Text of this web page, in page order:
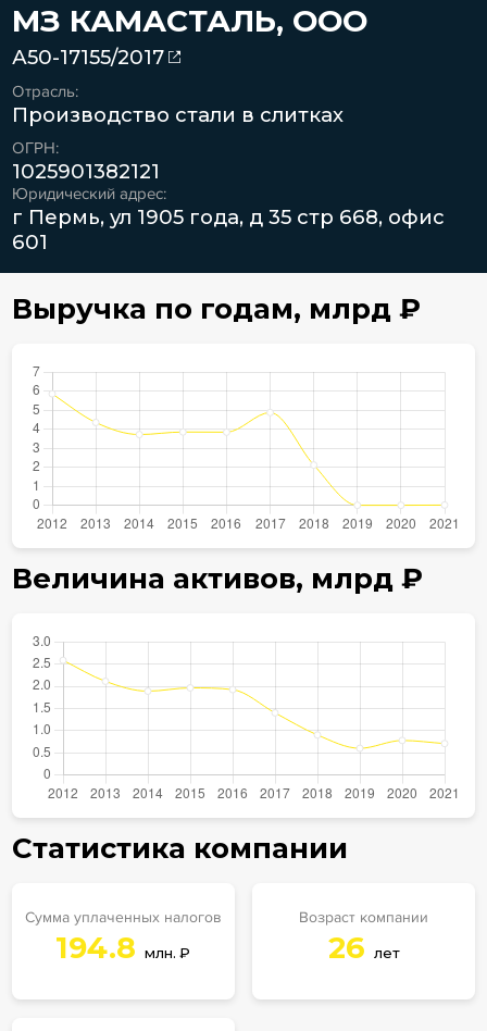
МЗ КАМАСТАЛЬ, ООО
А50-17155/2017
Отрасль:
Производство стали в слитках
ОГРН:
1025901382121
Юридический адрес:
г Пермь, ул 1905 года, д 35 стр 668, офис
601
Выручка по годам, млрд ₽
Величина активов, млрд ₽
Статистика компании
Сумма уплаченных налогов
194.8млн. ₽
Возраст компании
26 лет